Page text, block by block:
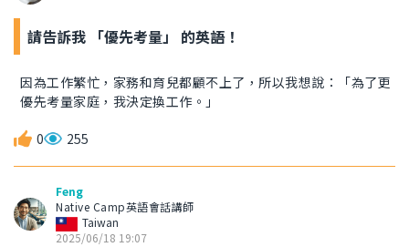
請告訴我 「優先考量」 的英語！
因為工作繁忙，家務和育兒都顧不上了，所以我想說：「為了更
優先考量家庭，我決定換工作。」
0 255
Feng
Native Camp英語會話講師
Taiwan
2025/06/18 19:07